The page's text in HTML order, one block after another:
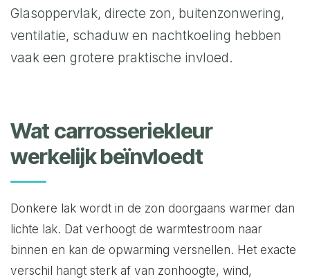
Glasoppervlak, directe zon, buitenzonwering,
ventilatie, schaduw en nachtkoeling hebben
vaak een grotere praktische invloed.
Wat carrosseriekleur
werkelijk beïnvloedt
Donkere lak wordt in de zon doorgaans warmer dan
lichte lak. Dat verhoogt de warmtestroom naar
binnen en kan de opwarming versnellen. Het exacte
verschil hangt sterk af van zonhoogte, wind,